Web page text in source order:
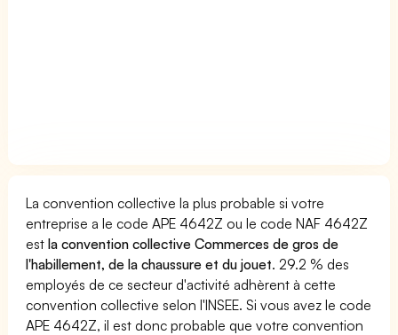
La convention collective la plus probable si votre
entreprise a le code APE 4642Z ou le code NAF 4642Z
estla convention collective Commerces de gros de
l'habillement, de la chaussure et du jouet. 29.2 % des
employés de ce secteur d'activité adhèrent à cette
convention collective selon l'INSEE. Si vous avez le code
APE 4642Z, il est donc probable que votre convention